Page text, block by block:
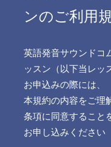
ンのご利用
英語発音サウンドコ
ッスン（以下当レッ
お申込みの際には、
本規約の内容をご理
条項に同意すること
お申し込みください